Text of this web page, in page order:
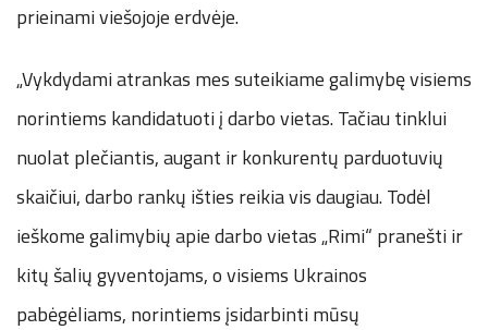
prieinami viešojoje erdvėje.
„Vykdydami atrankas mes suteikiame galimybę visiems
norintiems kandidatuoti į darbo vietas. Tačiau tinklui
nuolat plečiantis, augant ir konkurentų parduotuvių
skaičiui, darbo rankų išties reikia vis daugiau. Todėl
ieškome galimybių apie darbo vietas „Rimi“ pranešti ir
kitų šalių gyventojams, o visiems Ukrainos
pabėgėliams, norintiems įsidarbinti mūsų